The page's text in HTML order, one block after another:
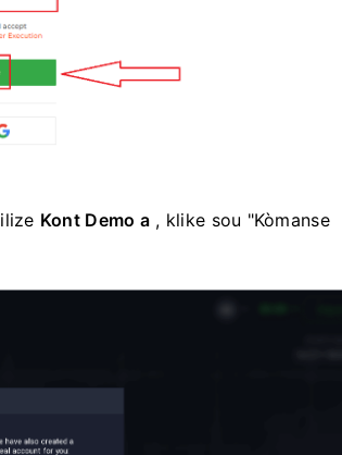
Kont Demo a , klike sou "Kòmanse